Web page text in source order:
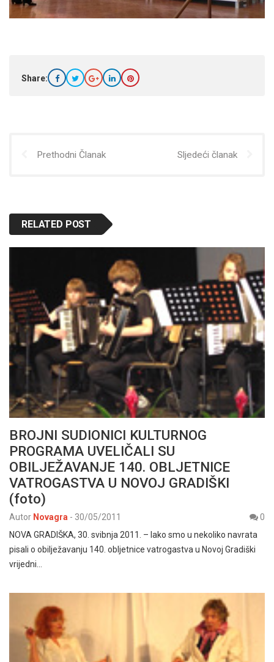
Share:
Prethodni Članak Sljedeći članak
RELATED POST
BROJNI SUDIONICI KULTURNOG
PROGRAMA UVELIČALI SU
OBILJEŽAVANJE 140. OBLJETNICE
VATROGASTVA U NOVOJ GRADIŠKI
(foto)
Autor Novagra - 30/05/2011
0
NOVA GRADIŠKA, 30. svibnja 2011. – Iako smo u nekoliko navrata
pisali o obilježavanju 140. obljetnice vatrogastva u Novoj Gradiški
vrijedni…